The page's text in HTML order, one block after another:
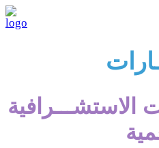
الاستشـــرافية